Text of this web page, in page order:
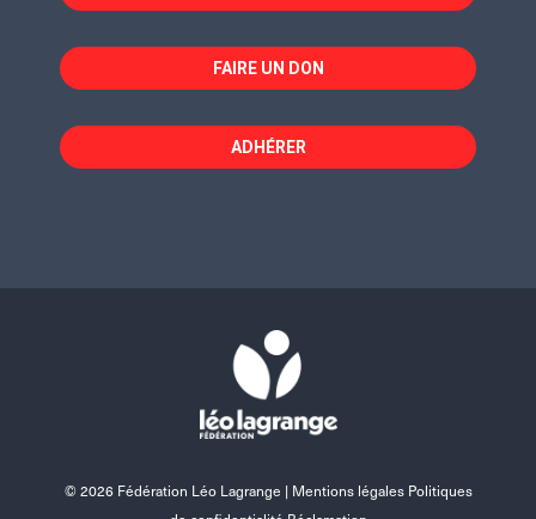
FAIRE UN DON
ADHÉRER
© 2026 Fédération Léo Lagrange | Mentions légales Politiques